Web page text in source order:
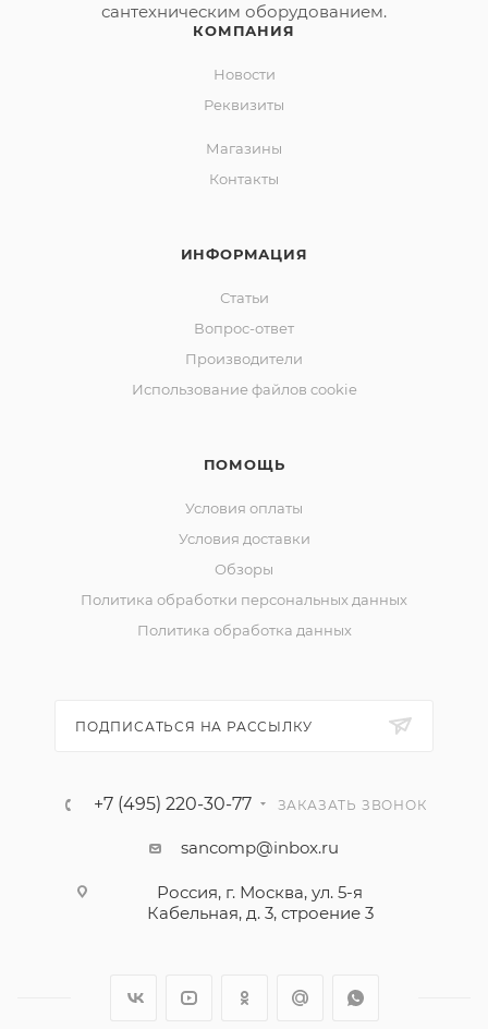
сантехническим оборудованием.
КОМПАНИЯ
Новости
Реквизиты
Магазины
Контакты
ИНФОРМАЦИЯ
Статьи
Вопрос-ответ
Производители
Использование файлов cookie
ПОМОЩЬ
Условия оплаты
Условия доставки
Обзоры
Политика обработки персональных данных
Политика обработка данных
ПОДПИСАТЬСЯ НА РАССЫЛКУ
+7 (495) 220-30-77 ЗАКАЗАТЬ ЗВОНОК
sancomp@inbox.ru
Россия, г. Москва, ул. 5-я
Кабельная, д. 3, строение 3